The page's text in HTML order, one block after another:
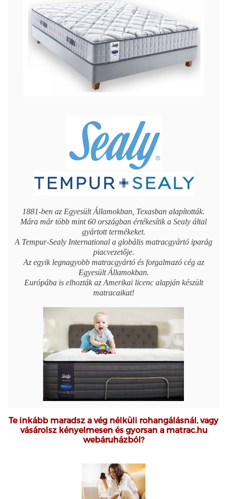
1881-ben az Egyesült Államokban, Texasban alapították.
Mára már több mint 60 országban értékesítik a Sealy által
gyártott termékeket.
A Tempur-Sealy International a globális matracgyártó iparág
piacvezetője.
Az egyik legnagyobb matracgyártó és forgalmazó cég az
Egyesült Államokban.
Európába is elhozták az Amerikai licenc alapján készült
matracaikat!
Te inkább maradsz a vég nélküli rohangálásnál, vagy
vásárolsz kényelmesen és gyorsan a matrac.hu
webáruházból?